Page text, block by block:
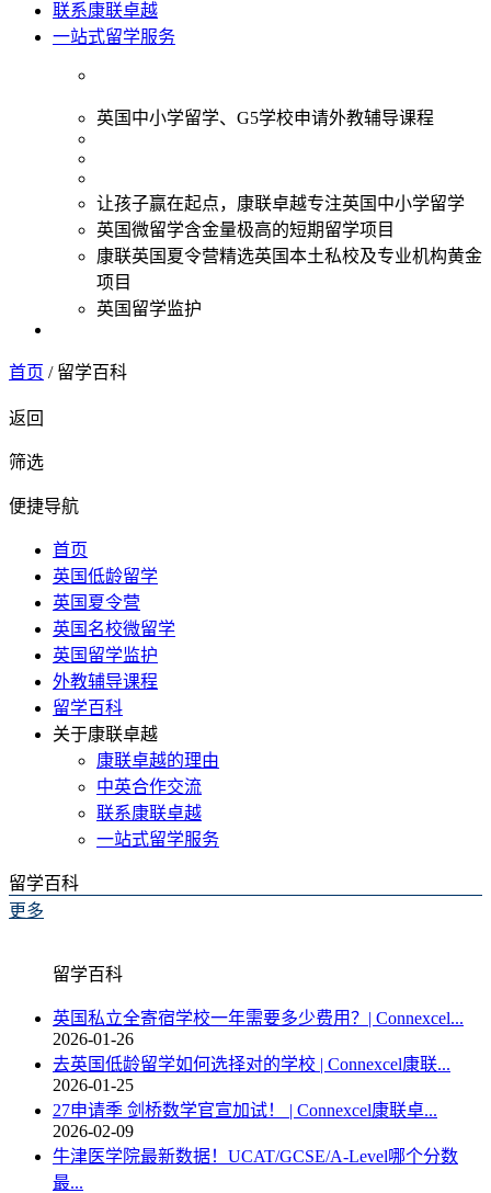
联系康联卓越
一站式留学服务
英国中小学留学、G5学校申请外教辅导课程
让孩子赢在起点，康联卓越专注英国中小学留学
英国微留学含金量极高的短期留学项目
康联英国夏令营精选英国本土私校及专业机构黄金
项目
英国留学监护
首页 / 留学百科
返回
筛选
便捷导航
首页
英国低龄留学
英国夏令营
英国名校微留学
英国留学监护
外教辅导课程
留学百科
关于康联卓越
康联卓越的理由
中英合作交流
联系康联卓越
一站式留学服务
留学百科
更多
留学百科
英国私立全寄宿学校一年需要多少费用？| Connexcel...
2026-01-26
去英国低龄留学如何选择对的学校 | Connexcel康联...
2026-01-25
27申请季 剑桥数学官宣加试！ | Connexcel康联卓...
2026-02-09
牛津医学院最新数据！UCAT/GCSE/A-Level哪个分数
最...